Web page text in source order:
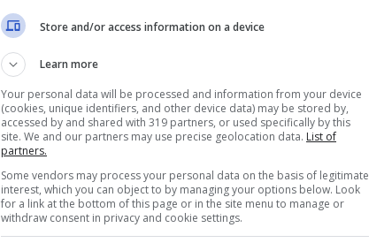
Elettra Lamborghini | testo e video
ufficiale
19 Dicembre 2021
Store and/or access information on a device
Learn more
Your personal data will be processed and information from your device
(cookies, unique identifiers, and other device data) may be stored by,
accessed by and shared with 319 partners, or used specifically by this
site. We and our partners may use precise geolocation data. List of
partners.
Some vendors may process your personal data on the basis of legitimate
interest, which you can object to by managing your options below. Look
for a link at the bottom of this page or in the site menu to manage or
withdraw consent in privacy and cookie settings.